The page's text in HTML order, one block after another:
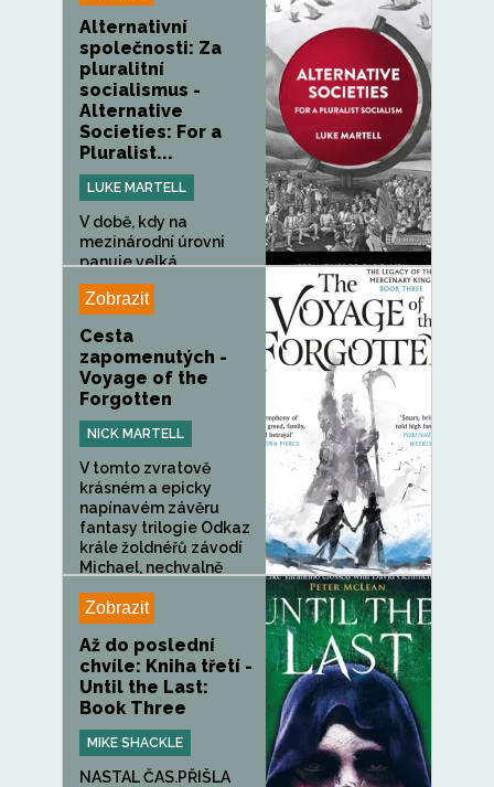
Alternativní
společnosti: Za
pluralitní
socialismus -
Alternative
Societies: For a
Pluralist...
LUKE MARTELL
V době, kdy na
mezinárodní úrovni
panuje velká...
Zobrazit
Cesta
zapomenutých -
Voyage of the
Forgotten
NICK MARTELL
V tomto zvratově
krásném a epicky
napínavém závěru
fantasy trilogie Odkaz
krále žoldnéřů závodí
Michael, nechvalně
Zobrazit
Až do poslední
chvíle: Kniha třetí -
Until the Last:
Book Three
MIKE SHACKLE
NASTAL ČAS.PŘIŠLA